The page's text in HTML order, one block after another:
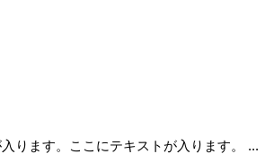
ります。ここにテキストが入ります。 ...